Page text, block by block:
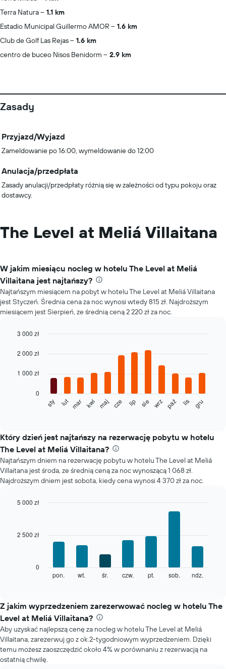
Terra Natura
1.1 km
Estadio Municipal Guillermo AMOR
1.6 km
Club de Golf Las Rejas
1.6 km
centro de buceo Nisos Benidorm
2.9 km
Zasady
Przyjazd/Wyjazd
Zameldowanie po 16:00, wymeldowanie do 12:00
Anulacja/przedpłata
Zasady anulacji/przedpłaty różnią się w zależności od typu pokoju oraz
dostawcy.
The Level at Meliá Villaitana
W jakim miesiącu nocleg w hotelu The Level at Meliá
Villaitana jest najtańszy?
Najtańszym miesiącem na pobyt w hotelu The Level at Meliá Villaitana
jest Styczeń. Średnia cena za noc wynosi wtedy 815 zł. Najdroższym
miesiącem jest Sierpień, ze średnią ceną 2 220 zł za noc.
chart
bars.
Poniższy
cenę
pokoju
dla
każdego
miesiąca
Wykres
przedstawiającą
miesiące.
średnią
cenę
za
pokój
graphic.
sty lut mar kwi maj cze lip sie wrz paź lis gru
0
1 000 zł
2 000 zł
3 000 zł
Który dzień jest najtańszy na rezerwację pobytu w hotelu
The Level at Meliá Villaitana?
Najtańszym dniem na rezerwację pobytu w hotelu The Level at Meliá
Villaitana jest środa, ze średnią ceną za noc wynoszącą 1 068 zł.
Najdroższym dniem jest sobota, kiedy cena wynosi 4 370 zł za noc.
Poniższy
cenę
pokoju
dla
każdego
dnia
tygodnia
Wykres
pon. wt. śr. czw. pt. sob. ndz.
0
2 500 zł
5 000 zł
Z jakim wyprzedzeniem zarezerwować nocleg w hotelu The
Level at Meliá Villaitana?
Aby uzyskać najlepszą cenę za nocleg w hotelu The Level at Meliá
Villaitana, zarezerwuj go z ok.2-tygodniowym wyprzedzeniem. Dzięki
temu możesz zaoszczędzić około 4% w porównaniu z rezerwacją na
ostatnią chwilę.